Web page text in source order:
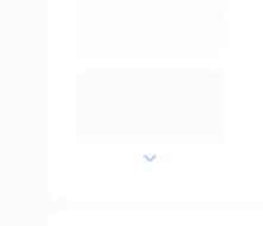
далее